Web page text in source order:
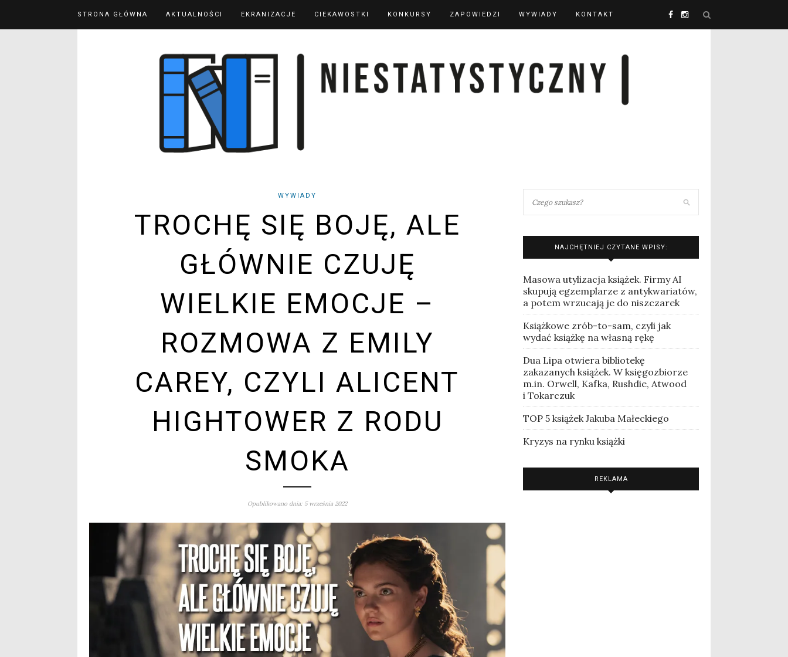
STRONA GŁÓWNA AKTUALNOŚCI EKRANIZACJE CIEKAWOSTKI KONKURSY ZAPOWIEDZI WYWIADY KONTAKT
WYWIADY
TROCHĘ SIĘ BOJĘ, ALE
GŁÓWNIE CZUJĘ
WIELKIE EMOCJE –
ROZMOWA Z EMILY
CAREY, CZYLI ALICENT
HIGHTOWER Z RODU
SMOKA
Opublikowano dnia: 5 września 2022
NAJCHĘTNIEJ CZYTANE WPISY:
Masowa utylizacja książek. Firmy AI
skupują egzemplarze z antykwariatów,
a potem wrzucają je do niszczarek
Książkowe zrób-to-sam, czyli jak
wydać książkę na własną rękę
Dua Lipa otwiera bibliotekę
zakazanych książek. W księgozbiorze
m.in. Orwell, Kafka, Rushdie, Atwood
i Tokarczuk
TOP 5 książek Jakuba Małeckiego
Kryzys na rynku książki
REKLAMA